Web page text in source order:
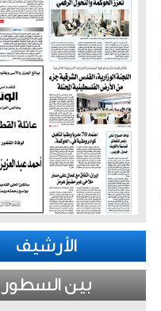
الأرشيف
بين السطور